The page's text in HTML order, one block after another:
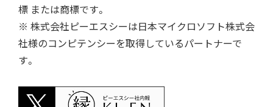
標 または商標です。
※ 株式会社ピーエスシーは日本マイクロソフト株式会
社様のコンピテンシーを取得しているパートナーで
す。